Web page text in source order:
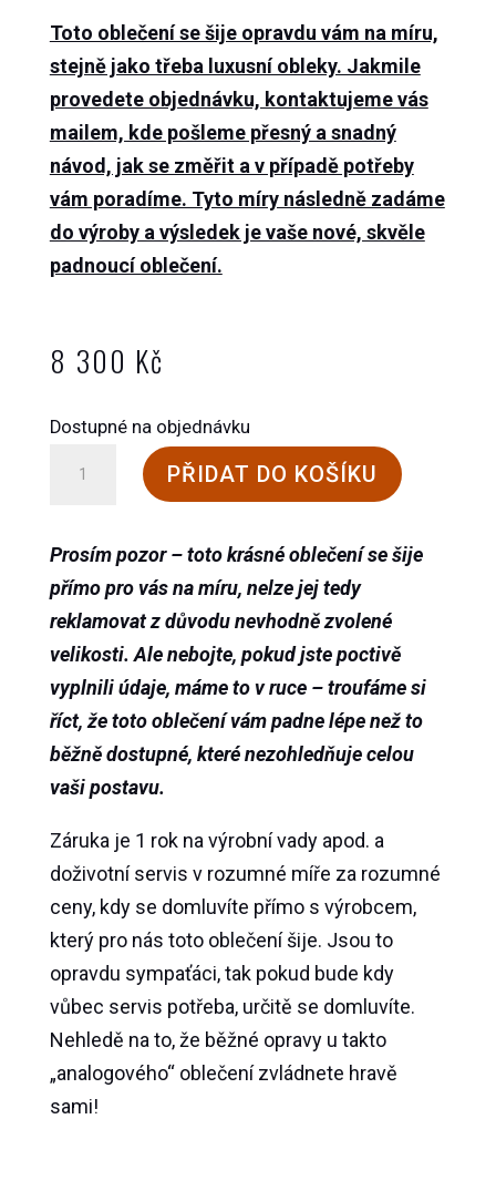
Toto oblečení se šije opravdu vám na míru,
stejně jako třeba luxusní obleky. Jakmile
provedete objednávku, kontaktujeme vás
mailem, kde pošleme přesný a snadný
návod, jak se změřit a v případě potřeby
vám poradíme. Tyto míry následně zadáme
do výroby a výsledek je vaše nové, skvěle
padnoucí oblečení.
8 300 Kč
Dostupné na objednávku
PŘIDAT DO KOŠÍKU
Prosím pozor – toto krásné oblečení se šije
přímo pro vás na míru, nelze jej tedy
reklamovat z důvodu nevhodně zvolené
velikosti. Ale nebojte, pokud jste poctivě
vyplnili údaje, máme to v ruce – troufáme si
říct, že toto oblečení vám padne lépe než to
běžně dostupné, které nezohledňuje celou
vaši postavu.
Záruka je 1 rok na výrobní vady apod. a
doživotní servis v rozumné míře za rozumné
ceny, kdy se domluvíte přímo s výrobcem,
který pro nás toto oblečení šije. Jsou to
opravdu sympaťáci, tak pokud bude kdy
vůbec servis potřeba, určitě se domluvíte.
Nehledě na to, že běžné opravy u takto
„analogového“ oblečení zvládnete hravě
sami!